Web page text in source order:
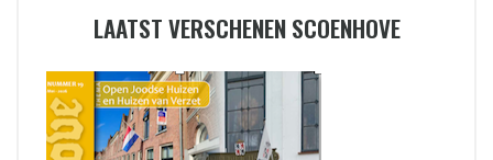
LAATST VERSCHENEN SCOENHOVE